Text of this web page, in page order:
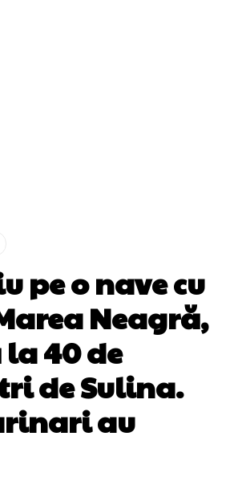
pe o nave cu
Neagră,
40 de
de Sulina.
au